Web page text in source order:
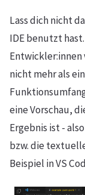
Lass dich nicht
IDE benutzt
Entwickler:innen
nicht mehr als
eine Vorschau,
Ergebnis ist -
bzw. die
Beispiel in VS